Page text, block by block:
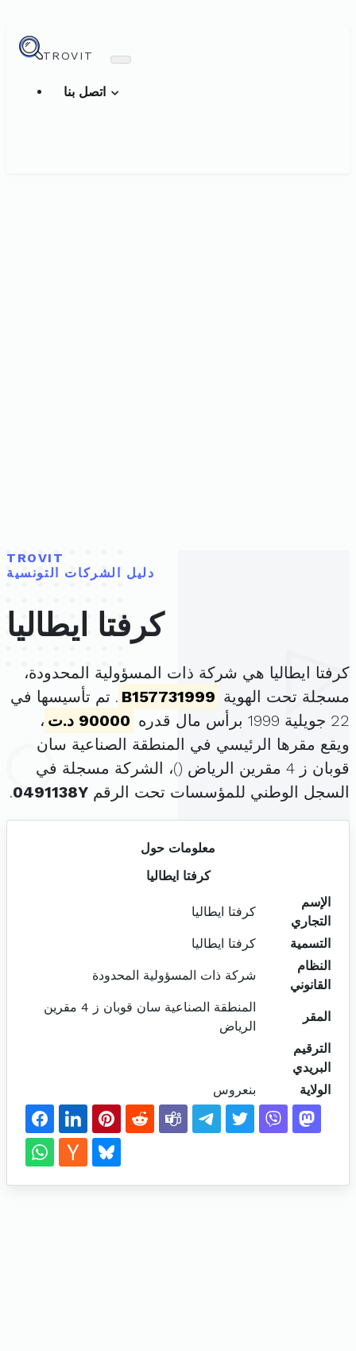
TROVIT
TROVIT
دليل الشركات التونسية
كرفتا ايطاليا
كرفتا ايطاليا هي شركة ذات المسؤولية المحدودة،
مسجلة تحت الهوية B157731999 . تم تأسيسها في
22 جويلية 1999 برأس مال قدره
90000 د.ت
،
ويقع مقرها الرئيسي في المنطقة الصناعية سان
قوبان ز 4 مقرين الرياض (
)، الشركة مسجلة في
السجل الوطني للمؤسسات تحت الرقم 0491138Y
.
معلومات حول
كرفتا ايطاليا
الإسم
التجاري
كرفتا ايطاليا
التسمية
كرفتا ايطاليا
النظام
القانوني
شركة ذات المسؤولية المحدودة
المقر
المنطقة الصناعية سان قوبان ز 4 مقرين
الرياض
الترقيم
البريدي
الولاية
بنعروس